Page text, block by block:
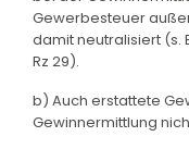
Gewerbesteuer
damit neutralisiert (s.
Rz 29).
b) Auch erstattete
Gewinnermittlung